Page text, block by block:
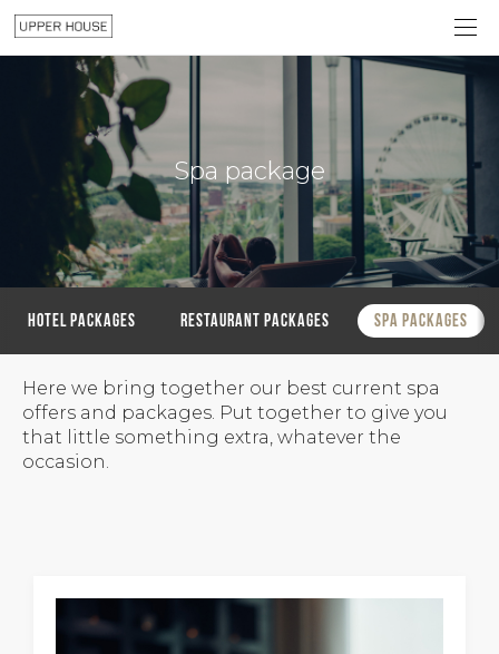
Spa package
Hotel packages Restaurant packages Spa packages
Here we bring together our best current spa
offers and packages. Put together to give you
that little something extra, whatever the
occasion.